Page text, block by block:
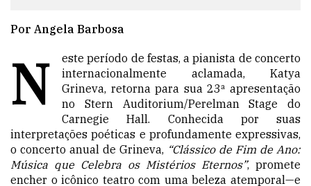
Por Angela Barbosa
N
este período de festas, a pianista de concerto
internacionalmente aclamada, Katya
Grineva, retorna para sua 23ª apresentação
no Stern Auditorium/Perelman Stage do
Carnegie Hall. Conhecida por suas
interpretações poéticas e profundamente expressivas,
o concerto anual de Grineva, “Clássico de Fim de Ano:
Música que Celebra os Mistérios Eternos”, promete
encher o icônico teatro com uma beleza atemporal—e